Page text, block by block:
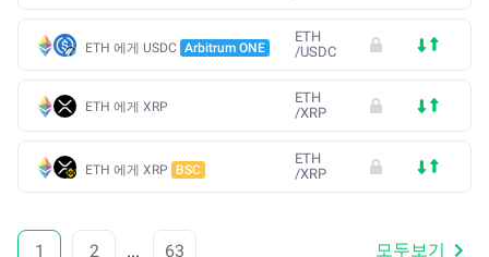
ETH 에게 USDC Arbitrum ONE
ETH
/USDC
ETH 에게 XRP
ETH
/XRP
ETH 에게 XRP BSC
ETH
/XRP
1 2 ... 63 모두보기